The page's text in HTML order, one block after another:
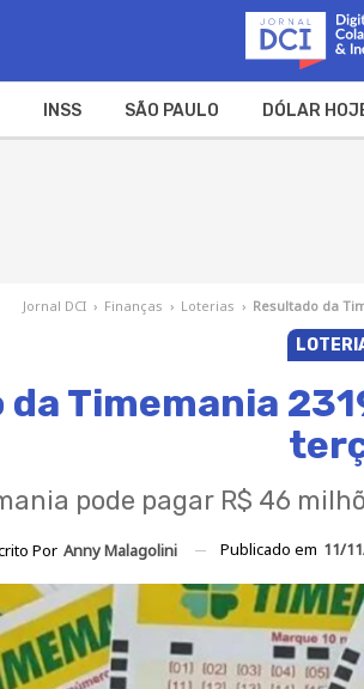
INSS SÃO PAULO DÓLAR
Jornal DCI › Finanças › Loterias › Resultado da
Timemania
pode pagar R$ 46
Por Anny Malagolini Publicado em 11/